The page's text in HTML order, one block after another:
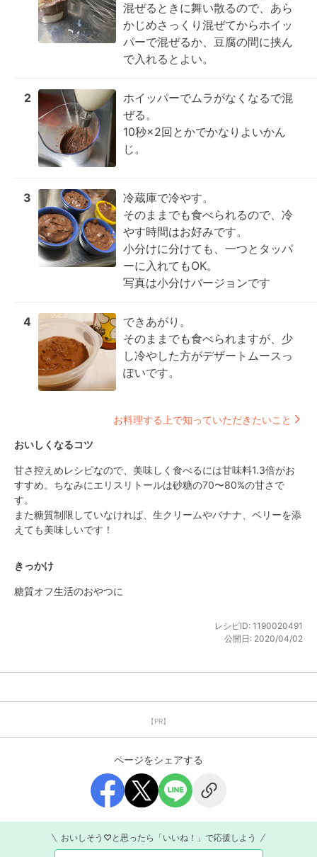
混ぜるときに舞い散るので、あら
かじめさっくり混ぜてからホイッ
パーで混ぜるか、豆腐の間に挟ん
で入れるとよい。
2
ホイッパーでムラがなくなるで混
ぜる。
10秒×2回とかでかなりよいかん
じ。
3
冷蔵庫で冷やす。
そのままでも食べられるので、冷
やす時間はお好みです。
小分けに分けても、一つとタッパ
ーに入れてもOK。
写真は小分けバージョンです
4
できあがり。
そのままでも食べられますが、少
し冷やした方がデザートムースっ
ぽいです。
お料理する上で知っていただきたいこと
おいしくなるコツ
甘さ控えめレシピなので、美味しく食べるには甘味料1.3倍がお
すすめ。ちなみにエリスリトールは砂糖の70〜80%の甘さで
す。
また糖質制限していなければ、生クリームやバナナ、ベリーを添
えても美味しいです！
きっかけ
糖質オフ生活のおやつに
レシピID: 1190020491
公開日: 2020/04/02
【PR】
ページをシェアする
おいしそう♡と思ったら「いいね！」で応援しよう